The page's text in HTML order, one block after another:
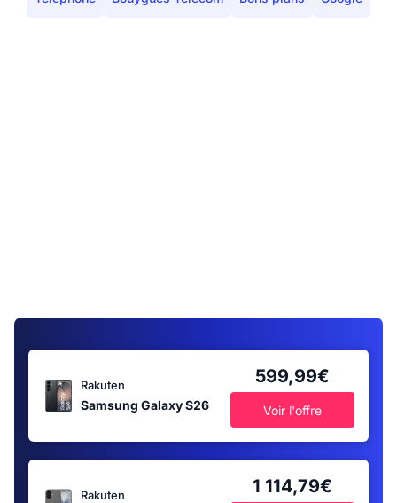
Rakuten
Samsung Galaxy S26
599,99€
Voir l'offre
Rakuten 1 114,79€